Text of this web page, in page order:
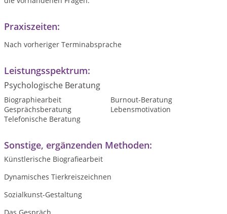
Praxiszeiten:
Nach vorheriger Terminabsprache
Leistungsspektrum:
Psychologische Beratung
Biographiearbeit
Burnout-Beratung
Gesprächsberatung
Lebensmotivation
Telefonische Beratung
Sonstige, ergänzenden Methoden:
Künstlerische Biografiearbeit
Dynamisches Tierkreiszeichnen
Sozialkunst-Gestaltung